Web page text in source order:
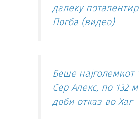
далеку
Погба (видео)
Беше најголемиот
Сер Алекс, по 132
доби отказ во Хаг